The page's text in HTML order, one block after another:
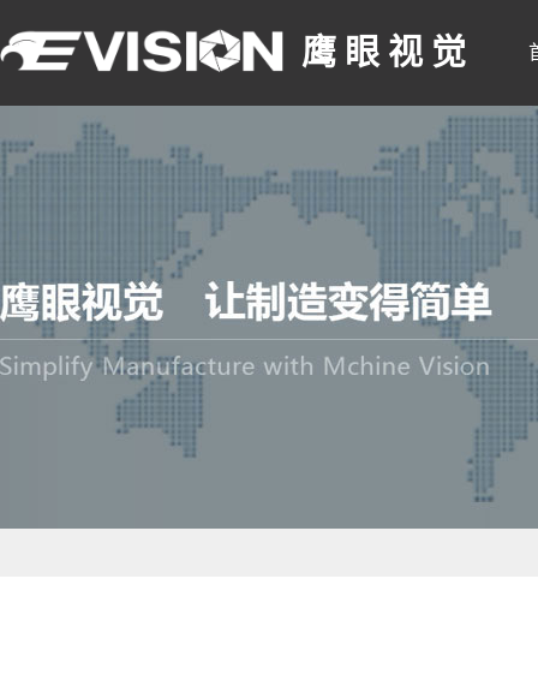
鹰 眼 视 觉